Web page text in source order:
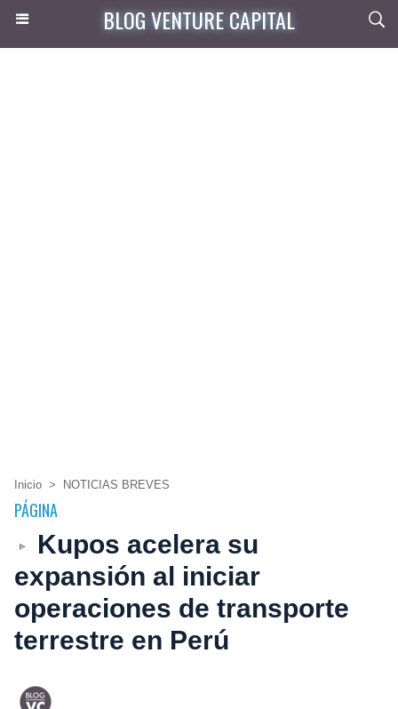
BLOG VENTURE CAPITAL
Inicio > NOTICIAS BREVES
PÁGINA
Kupos acelera su
expansión al iniciar
operaciones de transporte
terrestre en Perú